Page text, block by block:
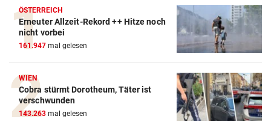
ÖSTERREICH
Erneuter Allzeit-Rekord ++ Hitze noch
nicht vorbei
161.947 mal gelesen
WIEN
Cobra stürmt Dorotheum, Täter ist
verschwunden
143.263 mal gelesen